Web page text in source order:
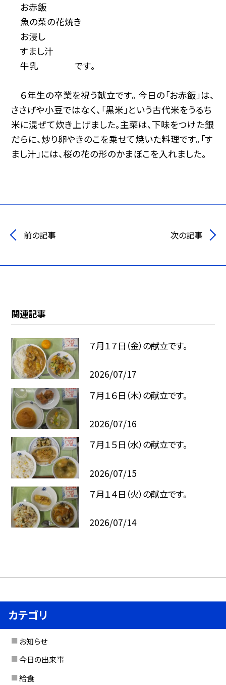
お赤飯
魚の菜の花焼き
お浸し
すまし汁
牛乳 です。
６年生の卒業を祝う献立です。 今日の「お赤飯」は、
ささげや小豆ではなく、「黒米」という古代米をうるち
米に混ぜて炊き上げました。主菜は、下味をつけた銀
だらに、炒り卵やきのこを乗せて焼いた料理です。「す
まし汁」には、桜の花の形のかまぼこを入れました。
前の記事 次の記事
関連記事
７月１７日（金）の献立です。
2026/07/17
７月１６日（木）の献立です。
2026/07/16
７月１５日（水）の献立です。
2026/07/15
７月１４日（火）の献立です。
2026/07/14
カテゴリ
お知らせ
今日の出来事
給食